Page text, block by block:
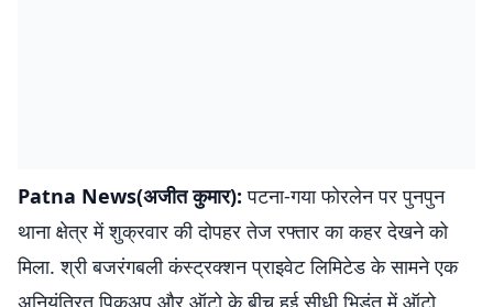
Patna News(अजीत कुमार):पटना-गया फोरलेन पर पुनपुन
थाना क्षेत्र में शुक्रवार की दोपहर तेज रफ्तार का कहर देखने को
मिला. श्री बजरंगबली कंस्ट्रक्शन प्राइवेट लिमिटेड के सामने एक
अनियंत्रित पिकअप और ऑटो के बीच हुई सीधी भिड़ंत में ऑटो